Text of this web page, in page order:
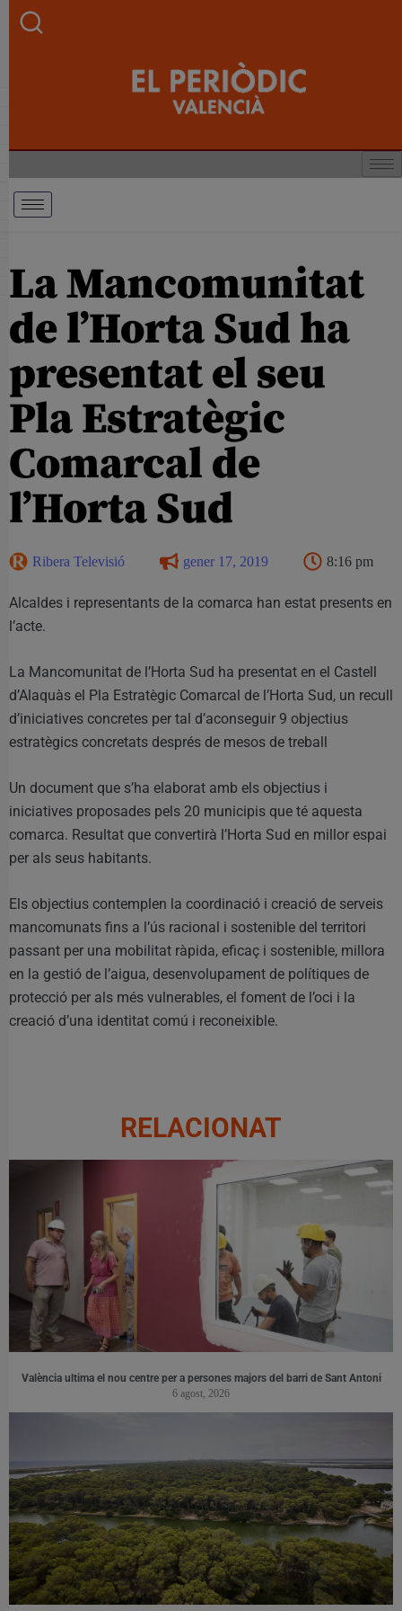
La Mancomunitat
de l’Horta Sud ha
presentat el seu
Pla Estratègic
Comarcal de
l’Horta Sud
Ribera Televisió gener 17, 2019 8:16 pm
Alcaldes i representants de la comarca han estat presents en
l’acte.
La Mancomunitat de l’Horta Sud ha presentat en el Castell
d’Alaquàs el Pla Estratègic Comarcal de l’Horta Sud, un recull
d’iniciatives concretes per tal d’aconseguir 9 objectius
estratègics concretats després de mesos de treball
Un document que s’ha elaborat amb els objectius i
iniciatives proposades pels 20 municipis que té aquesta
comarca. Resultat que convertirà l’Horta Sud en millor espai
per als seus habitants.
Els objectius contemplen la coordinació i creació de serveis
mancomunats fins a l’ús racional i sostenible del territori
passant per una mobilitat ràpida, eficaç i sostenible, millora
en la gestió de l’aigua, desenvolupament de polítiques de
protecció per als més vulnerables, el foment de l’oci i la
creació d’una identitat comú i reconeixible.
RELACIONAT
València ultima el nou centre per a persones majors del barri de Sant Antoni
6 agost, 2026